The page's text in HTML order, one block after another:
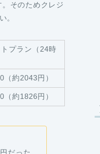
そのためクレジ
。
プラン（24時
（約2043円）
（約1826円）
だった